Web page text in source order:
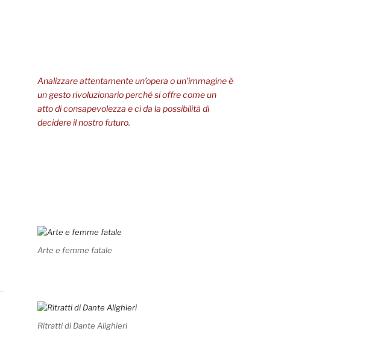
Analizzare attentamente un’opera o un’immagine è
un gesto rivoluzionario perché si offre come un
atto di consapevolezza e ci da la possibilità di
decidere il nostro futuro.
Arte e femme fatale
Ritratti di Dante Alighieri